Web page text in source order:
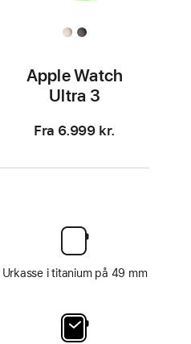
Apple Watch
Ultra 3
Fra 6.999 kr.
Urkasse i titanium på 49 mm